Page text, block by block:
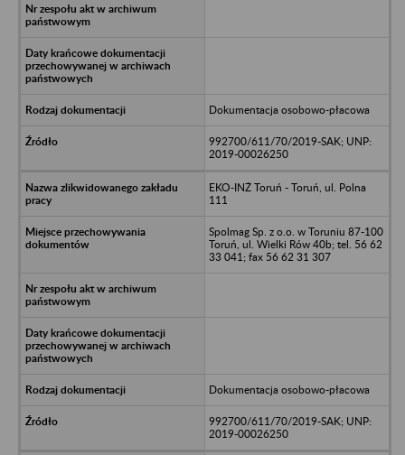
Dokumentacja osobowo-płacowa
992700/611/70/2019-SAK; UNP:
2019-00026250
EKO-INŻ Toruń - Toruń, ul. Polna
111
Spolmag Sp. z o.o. w Toruniu 87-100
Toruń, ul. Wielki Rów 40b; tel. 56 62
33 041; fax 56 62 31 307
Dokumentacja osobowo-płacowa
992700/611/70/2019-SAK; UNP:
2019-00026250